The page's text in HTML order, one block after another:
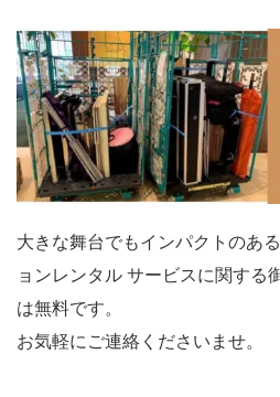
大きな舞台でもインパクトのあ
ョンレンタル サービスに関する
は無料です。
お気軽にご連絡くださいませ。